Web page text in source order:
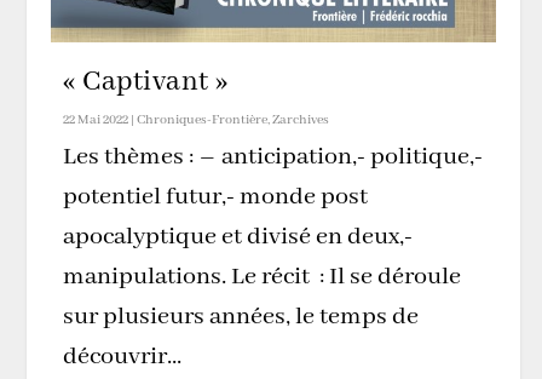
« Captivant »
22 Mai 2022 |Chroniques-Frontière,Zarchives
Les thèmes : – anticipation,- politique,-
potentiel futur,- monde post
apocalyptique et divisé en deux,-
manipulations. Le récit : Il se déroule
sur plusieurs années, le temps de
découvrir...